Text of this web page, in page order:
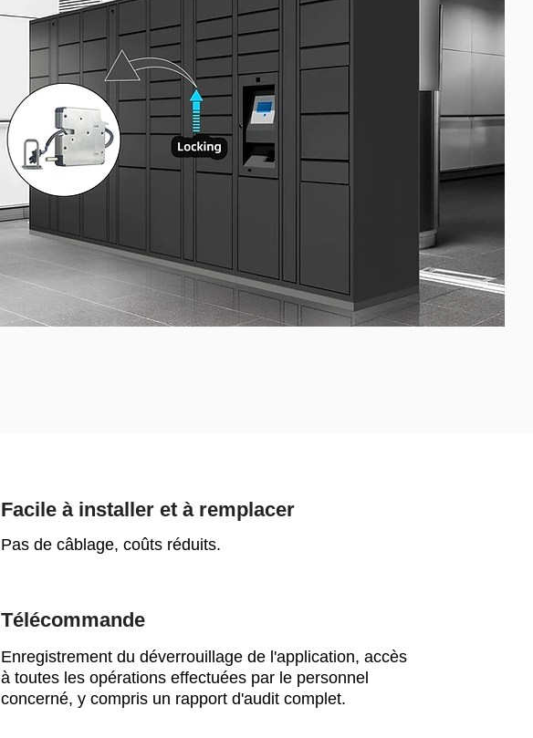
Facile à installer et à remplacer
Pas de câblage, coûts réduits.
Télécommande
Enregistrement du déverrouillage de l'application, accès
à toutes les opérations effectuées par le personnel
concerné, y compris un rapport d'audit complet.